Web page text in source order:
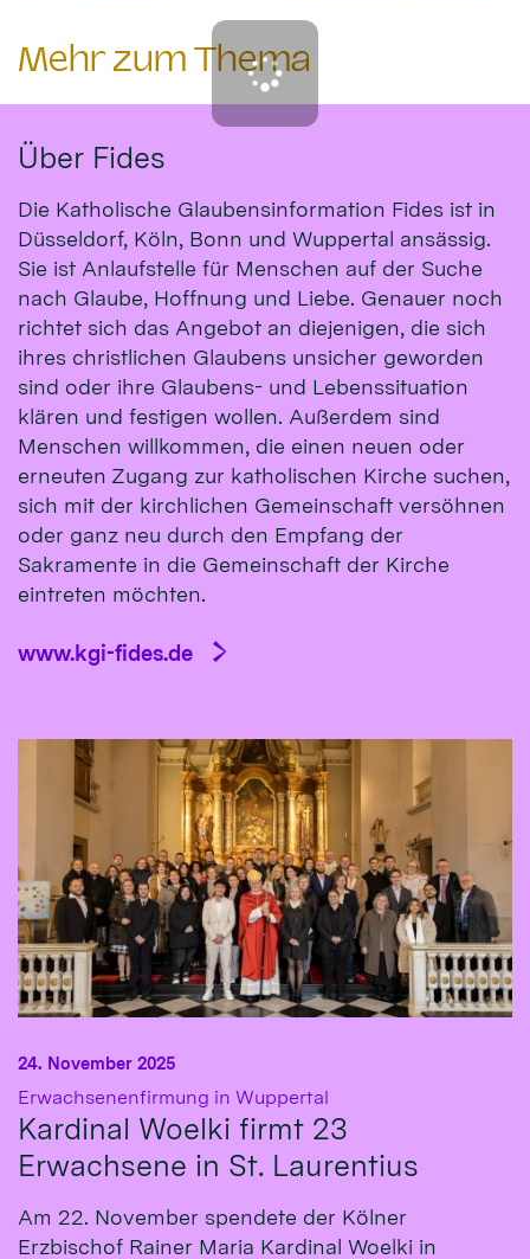
Mehr zum Thema
Über Fides
Die Katholische Glaubensinformation Fides ist in
Düsseldorf, Köln, Bonn und Wuppertal ansässig.
Sie ist Anlaufstelle für Menschen auf der Suche
nach Glaube, Hoffnung und Liebe. Genauer noch
richtet sich das Angebot an diejenigen, die sich
ihres christlichen Glaubens unsicher geworden
sind oder ihre Glaubens- und Lebenssituation
klären und festigen wollen. Außerdem sind
Menschen willkommen, die einen neuen oder
erneuten Zugang zur katholischen Kirche suchen,
sich mit der kirchlichen Gemeinschaft versöhnen
oder ganz neu durch den Empfang der
Sakramente in die Gemeinschaft der Kirche
eintreten möchten.
www.kgi-fides.de
Erwachsenenfirmung in Wuppertal
Kardinal Woelki firmt 23
Erwachsene in St. Laurentius
24. November 2025
Am 22. November spendete der Kölner
Erzbischof Rainer Maria Kardinal Woelki in